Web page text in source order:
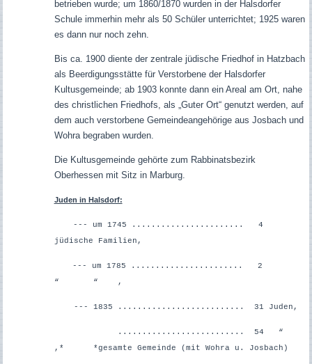
betrieben wurde; um 1860/1870 wurden in der Halsdorfer
Schule immerhin mehr als 50 Schüler unterrichtet; 1925 waren
es dann nur noch zehn.
Bis ca. 1900 diente der zentrale jüdische Friedhof in Hatzbach
als Beerdigungsstätte für Verstorbene der Halsdorfer
Kultusgemeinde; ab 1903 konnte dann ein Areal am Ort, nahe
des christlichen Friedhofs, als „Guter Ort“ genutzt werden, auf
dem auch verstorbene Gemeindeangehörige aus Josbach und
Wohra begraben wurden.
Die Kultusgemeinde gehörte zum Rabbinatsbezirk
Oberhessen mit Sitz in Marburg.
Juden in Halsdorf:
--- um 1745 ....................... 4
jüdische Familien,
--- um 1785 ....................... 2
“ “ ,
--- 1835 .......................... 31 Juden,
.......................... 54 “
,*
*gesamte Gemeinde (mit Wohra u. Josbach)